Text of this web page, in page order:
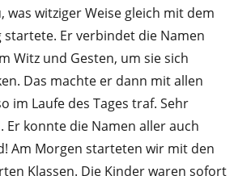
was witziger Weise gleich mit dem
startete. Er verbindet die Namen
Witz und Gesten, um sie sich
Das machte er dann mit allen
im Laufe des Tages traf. Sehr
Er konnte die Namen aller auch
Am Morgen starteten wir mit den
Klassen. Die Kinder waren sofort